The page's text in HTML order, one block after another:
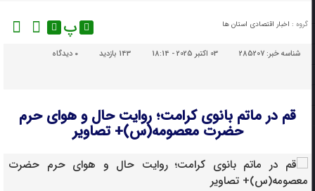
گروه : اخبار اقتصادی استان ها پ
شناسه خبر:285207 03 اکتبر 2025 - 18:14 143 بازدید دیدگاه
قم در ماتم بانوی کرامت؛ روایت حال و هوای حرم
حضرت معصومه(س)+ تصاویر